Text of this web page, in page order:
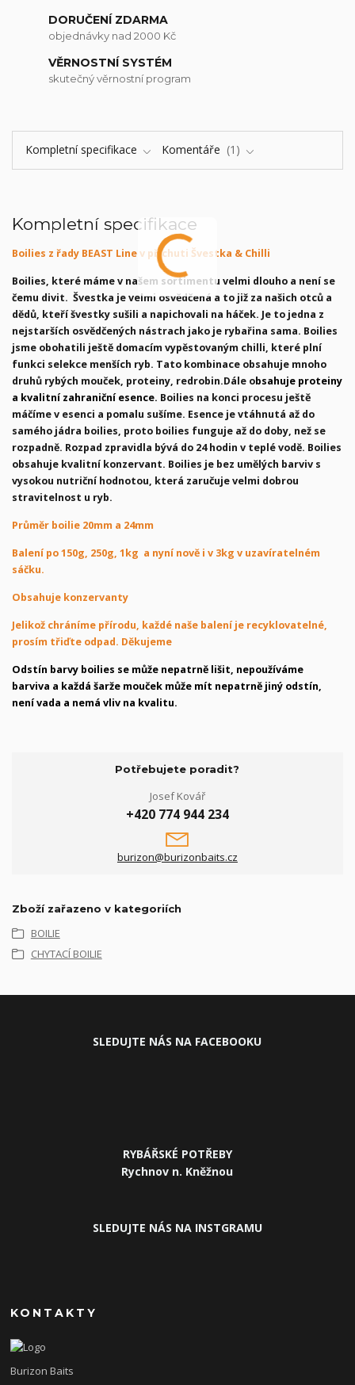
DORUČENÍ ZDARMA
objednávky nad 2000 Kč
VĚRNOSTNÍ SYSTÉM
skutečný věrnostní program
Kompletní specifikace Komentáře 1
Kompletní specifikace
Boilies z řady BEAST Line v příchuti Švestka & Chilli
Boilies, které máme v našem sortimentu velmi dlouho a není se
čemu divit. Švestka je velmi osvědčená a to již za našich otců a
dědů, kteří švestky sušili a napichovali na háček. Je to jedna z
nejstarších osvědčených nástrach jako je rybařina sama. Boilies
jsme obohatili ještě domacím vypěstovaným chilli, které plní
funkci selekce menších ryb. Tato kombinace obsahuje mnoho
druhů rybých mouček, proteiny, redrobin.Dále obsahuje proteiny
a kvalitní zahraniční esence. Boilies na konci procesu ještě
máčíme v esenci a pomalu sušíme. Esence je vtáhnutá až do
samého jádra boilies, proto boilies funguje až do doby, než se
rozpadně. Rozpad zpravidla bývá do 24 hodin v teplé vodě. Boilies
obsahuje kvalitní konzervant. Boilies je bez umělých barviv s
vysokou nutriční hodnotou, která zaručuje velmi dobrou
stravitelnost u ryb.
Průměr boilie 20mm a 24mm
Balení po 150g, 250g, 1kg a nyní nově i v 3kg v uzavíratelném
sáčku.
Obsahuje konzervanty
Jelikož chráníme přírodu, každé naše balení je recyklovatelné,
prosím třiďte odpad. Děkujeme
Odstín barvy boilies se může nepatrně lišit, nepoužíváme
barviva a každá šarže mouček může mít nepatrně jiný odstín,
není vada a nemá vliv na kvalitu.
Potřebujete poradit?
Josef Kovář
+420 774 944 234
burizon@burizonbaits.cz
Zboží zařazeno v kategoriích
BOILIE
CHYTACÍ BOILIE
SLEDUJTE NÁS NA FACEBOOKU
RYBÁŘSKÉ POTŘEBY
Rychnov n. Kněžnou
SLEDUJTE NÁS NA INSTGRAMU
KONTAKTY
Burizon Baits